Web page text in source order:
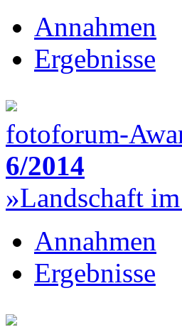
Annahmen
Ergebnisse
fotoforum-
6/2014
»Landschaft
Annahmen
Ergebnisse